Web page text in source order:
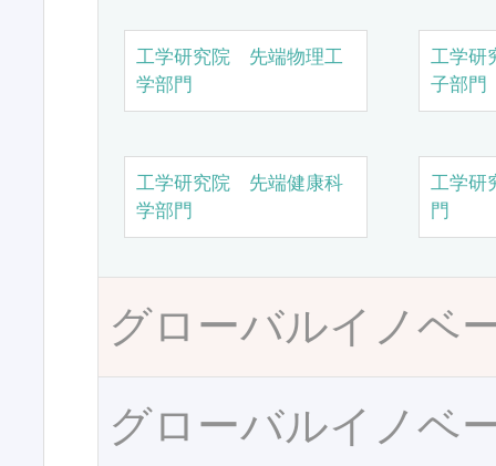
工学研究院 先端物理工
学部門
工学研
子部門
工学研究院 先端健康科
学部門
工学研
門
グローバルイノベ
グローバルイノベ